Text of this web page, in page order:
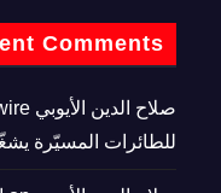
Comments
صلاح الدين الأيوبي
للطائرات المسيّرة